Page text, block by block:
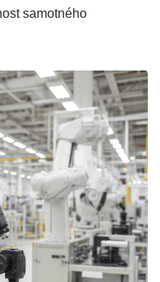
samotného